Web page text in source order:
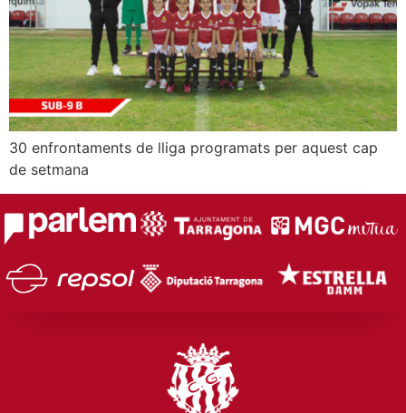
30 enfrontaments de lliga programats per aquest cap
de setmana